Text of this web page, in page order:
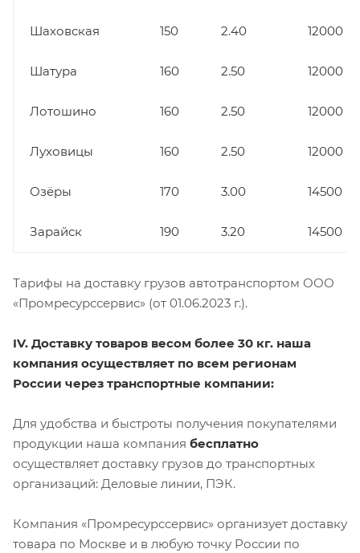
Шаховская 150 2.40 12000
Шатура 160 2.50 12000
Лотошино 160 2.50 12000
Луховицы 160 2.50 12000
Озёры 170 3.00 14500
Зарайск 190 3.20 14500
Тарифы на доставку грузов автотранспортом ООО
«Промресурссервис» (от 01.06.2023 г.).
IV. Доставку товаров весом более 30 кг. наша
компания осуществляет по всем регионам
России через транспортные компании:
Для удобства и быстроты получения покупателями
продукции наша компания бесплатно
осуществляет доставку грузов до транспортных
организаций: Деловые линии, ПЭК.
Компания «Промресурссервис» организует доставку
товара по Москве и в любую точку России по